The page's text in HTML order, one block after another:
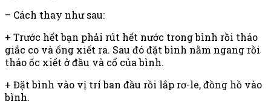
– Cách thay như sau:
+ Trước hết bạn phải rút hết nước trong bình rồi tháo
giắc co và ống xiết ra. Sau đó đặt bình nằm ngang rồi
tháo ốc xiết ở đầu và cổ của bình.
+ Đặt bình vào vị trí ban đầu rồi lắp rơ-le, đồng hồ vào
bình.